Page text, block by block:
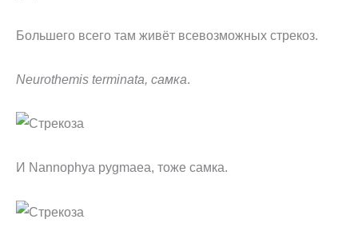
Большего всего там живёт всевозможных стрекоз.
Neurothemis terminata, самка.
И Nannophya pygmaea, тоже самка.